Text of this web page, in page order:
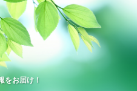
をお届け！